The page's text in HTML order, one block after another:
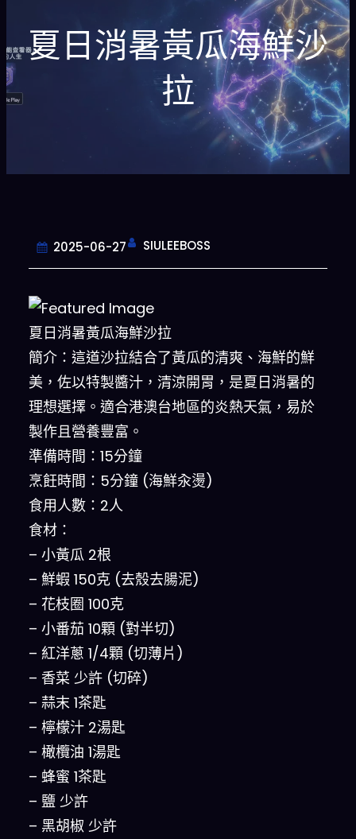
夏日消暑黃瓜海鮮沙
拉
2025-06-27 SIULEEBOSS
夏日消暑黃瓜海鮮沙拉
簡介：這道沙拉結合了黃瓜的清爽、海鮮的鮮
美，佐以特製醬汁，清涼開胃，是夏日消暑的
理想選擇。適合港澳台地區的炎熱天氣，易於
製作且營養豐富。
準備時間：15分鐘
烹飪時間：5分鐘 (海鮮汆燙)
食用人數：2人
食材：
– 小黃瓜 2根
– 鮮蝦 150克 (去殼去腸泥)
– 花枝圈 100克
– 小番茄 10顆 (對半切)
– 紅洋蔥 1/4顆 (切薄片)
– 香菜 少許 (切碎)
– 蒜末 1茶匙
– 檸檬汁 2湯匙
– 橄欖油 1湯匙
– 蜂蜜 1茶匙
– 鹽 少許
– 黑胡椒 少許